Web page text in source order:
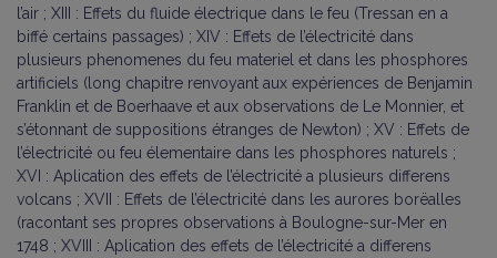
l’air ; XIII : Effets du fluide électrique dans le feu (Tressan en a
biffé certains passages) ; XIV : Effets de l’électricité dans
plusieurs phenomenes du feu materiel et dans les phosphores
artificiels (long chapitre renvoyant aux expériences de Benjamin
Franklin et de Boerhaave et aux observations de Le Monnier, et
s’étonnant de suppositions étranges de Newton) ; XV : Effets de
l’électricité ou feu élementaire dans les phosphores naturels ;
XVI : Aplication des effets de l’électricité a plusieurs differens
volcans ; XVII : Effets de l’électricité dans les aurores borëalles
(racontant ses propres observations à Boulogne-sur-Mer en
1748 ; XVIII : Aplication des effets de l’électricité a differens